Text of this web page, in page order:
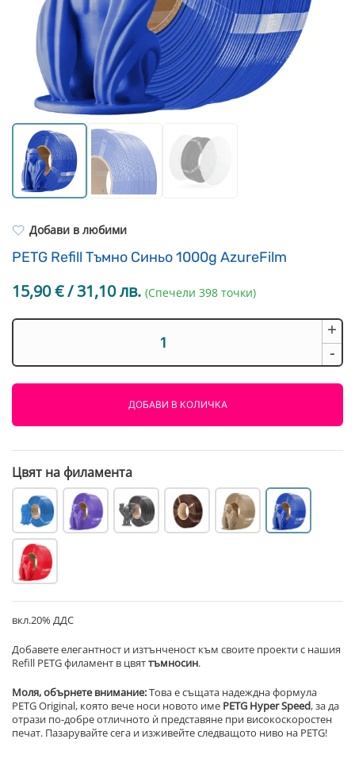
REFILL
Други
Легло за 3D принтер
FEP филми
Добави в любими
PETG Refill Тъмно Синьо 1000g AzureFilm
15,90€/ 31,10 лв. (Спечели 398 точки)
-
PETG
Refill
Тъмно
AzureFilm
+
ДОБАВИ В КОЛИЧКА
Цвят на филамента
вкл.20% ДДС
Добавете елегантност и изтънченост към своите проекти с нашия
Refill PETG филамент в цвяттъмносин.
Моля, обърнете внимание:Това е същата надеждна формула
PETG Original, която вече носи новото име PETG Hyper Speed, за да
отрази по-добре отличното ѝ представяне при високоскоростен
печат. Пазарувайте сега и изживейте следващото ниво на PETG!